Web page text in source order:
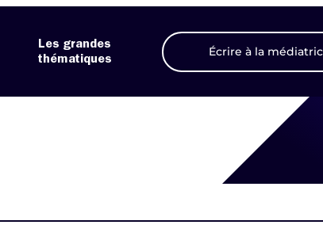
Les grandes
thématiques
Écrire à la